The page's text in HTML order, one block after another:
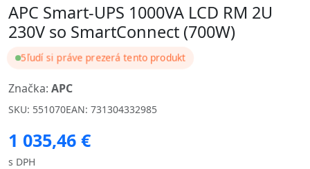
APC Smart-UPS 1000VA LCD RM 2U
230V so SmartConnect (700W)
5ľudí si práve prezerá tento produkt
Značka: APC
SKU: 551070EAN: 731304332985
1 035,46 €
s DPH